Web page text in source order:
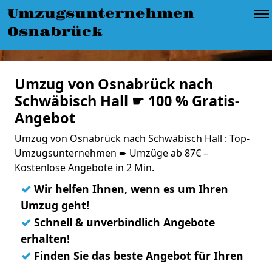
Umzugsunternehmen
Osnabrück
Umzug von Osnabrück nach
Schwäbisch Hall ☛ 100 % Gratis-
Angebot
Umzug von Osnabrück nach Schwäbisch Hall : Top-
Umzugsunternehmen ➨ Umzüge ab 87€ –
Kostenlose Angebote in 2 Min.
✓ Wir helfen Ihnen, wenn es um Ihren
Umzug geht!
✓ Schnell & unverbindlich Angebote
erhalten!
✓ Finden Sie das beste Angebot für Ihren